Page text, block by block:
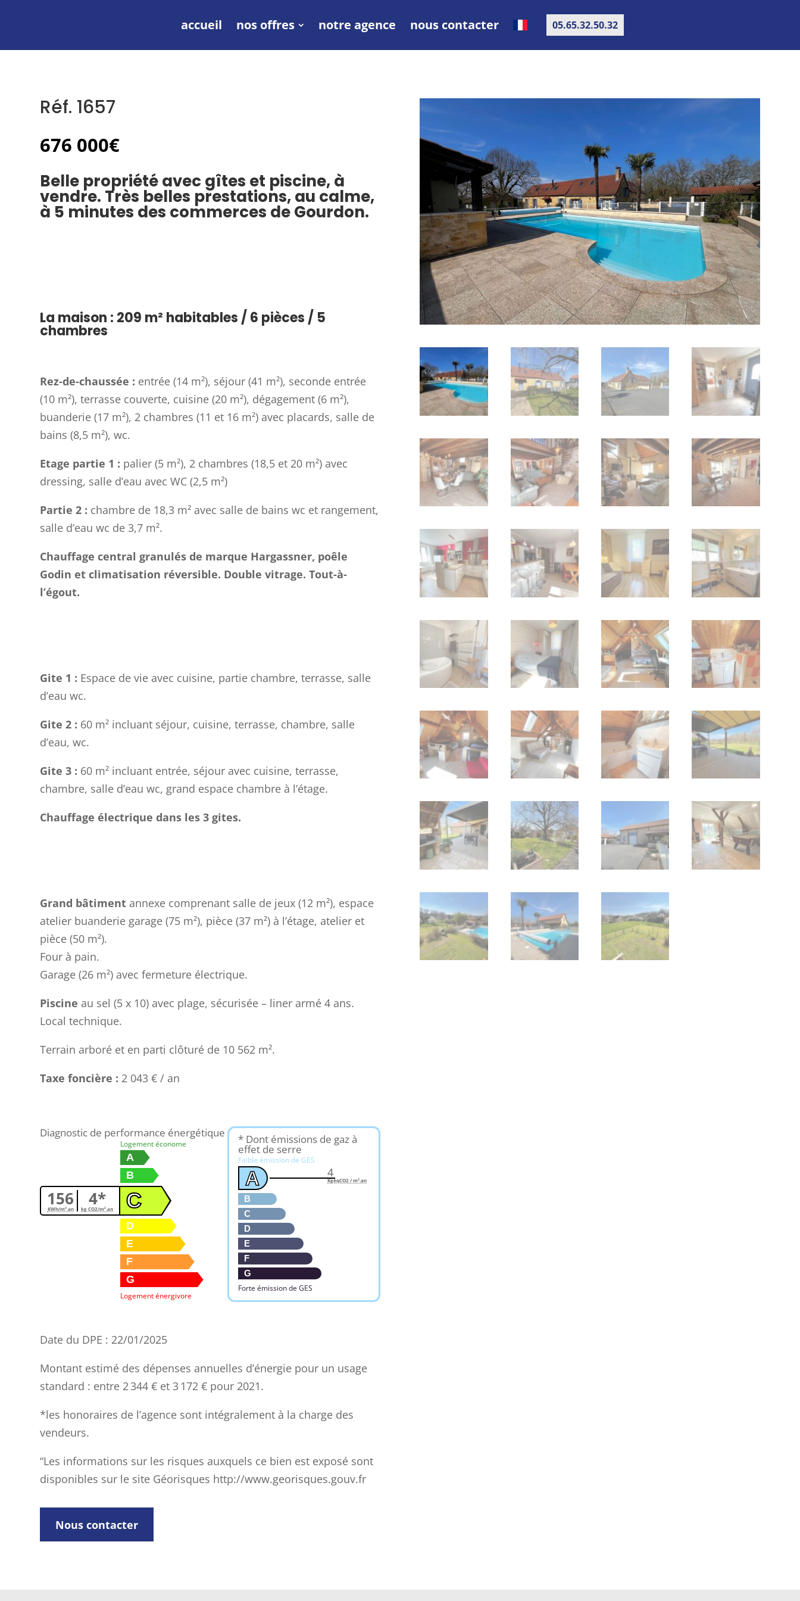
accueil nos offres notre agence nous contacter 05.65.32.50.32
Réf. 1657
676 000€
Belle propriété avec gîtes et piscine, à
vendre. Très belles prestations, au calme,
à 5 minutes des commerces de Gourdon.
La maison : 209 m² habitables / 6 pièces / 5
chambres
Rez-de-chaussée : entrée (14 m²), séjour (41 m²), seconde entrée
(10 m²), terrasse couverte, cuisine (20 m²), dégagement (6 m²),
buanderie (17 m²), 2 chambres (11 et 16 m²) avec placards, salle de
bains (8,5 m²), wc.
Etage partie 1 : palier (5 m²), 2 chambres (18,5 et 20 m²) avec
dressing, salle d’eau avec WC (2,5 m²)
Partie 2 : chambre de 18,3 m² avec salle de bains wc et rangement,
salle d’eau wc de 3,7 m².
Chauffage central granulés de marque Hargassner, poêle
Godin et climatisation réversible. Double vitrage. Tout-à-
l’égout.
Gite 1 : Espace de vie avec cuisine, partie chambre, terrasse, salle
d’eau wc.
Gite 2 : 60 m² incluant séjour, cuisine, terrasse, chambre, salle
d’eau, wc.
Gite 3 : 60 m² incluant entrée, séjour avec cuisine, terrasse,
chambre, salle d’eau wc, grand espace chambre à l’étage.
Chauffage électrique dans les 3 gites.
Grand bâtiment annexe comprenant salle de jeux (12 m²), espace
atelier buanderie garage (75 m²), pièce (37 m²) à l’étage, atelier et
pièce (50 m²).
Four à pain.
Garage (26 m²) avec fermeture électrique.
Piscine au sel (5 x 10) avec plage, sécurisée – liner armé 4 ans.
Local technique.
Terrain arboré et en parti clôturé de 10 562 m².
Taxe foncière : 2 043 € / an
Diagnostic de performance énergétique
156
KWh/m².an 4*
kg CO2/m².an
Logement économe
A
B
C
D
E
F
G
Logement énergivore
* Dont émissions de gaz à
effet de serre
Faible émission de GES
A
B
C
D
E
F
G
Forte émission de GES
4
KgéqCO2 / m².an
Date du DPE : 22/01/2025
Montant estimé des dépenses annuelles d’énergie pour un usage
standard : entre 2 344 € et 3 172 € pour 2021.
*les honoraires de l’agence sont intégralement à la charge des
vendeurs.
“Les informations sur les risques auxquels ce bien est exposé sont
disponibles sur le site Géorisques http://www.georisques.gouv.fr
Nous contacter